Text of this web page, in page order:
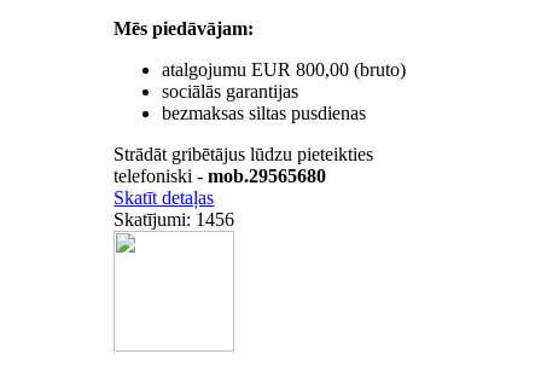
Mēs piedāvājam:
atalgojumu EUR 800,00 (bruto)
sociālās garantijas
bezmaksas siltas pusdienas
Strādāt gribētājus lūdzu pieteikties
telefoniski -mob.29565680
Skatīt detaļas
Skatījumi: 1456